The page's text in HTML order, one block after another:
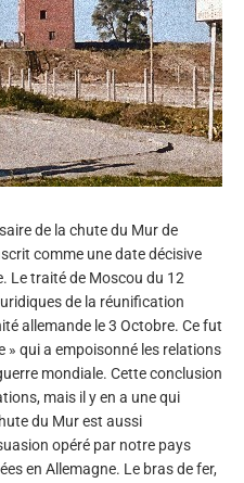
de la chute du Mur de
comme une date décisive
Le traité de Moscou du 12
de la réunification
allemande le 3 Octobre. Ce fut
» qui a empoisonné les relations
mondiale. Cette conclusion
mais il y en a une qui
du Mur est aussi
opéré par notre pays
en Allemagne. Le bras de fer,